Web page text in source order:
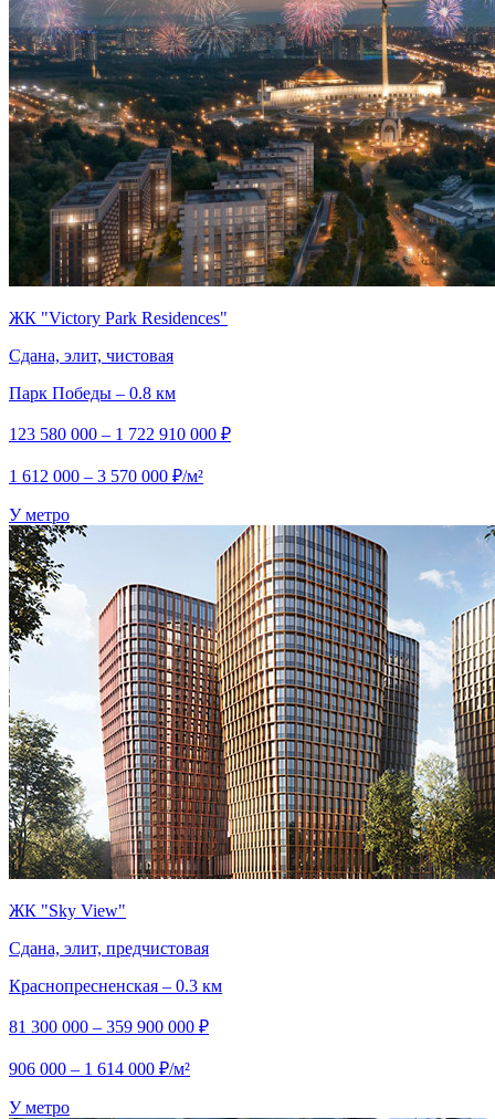
ЖК "Victory Park Residences"
Сдана, элит, чистовая
Парк Победы – 0.8 км
123 580 000 – 1 722 910 000 ₽
1 612 000 – 3 570 000 ₽/м²
У метро
ЖК "Sky View"
Сдана, элит, предчистовая
Краснопресненская – 0.3 км
81 300 000 – 359 900 000 ₽
906 000 – 1 614 000 ₽/м²
У метро